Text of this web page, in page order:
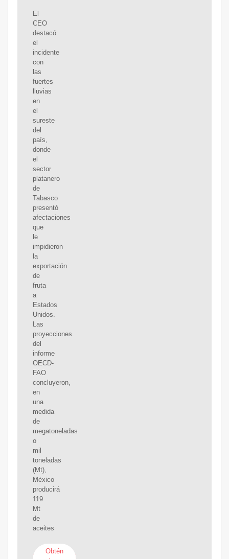
El
CEO
destacó
el
incidente
con
las
fuertes
lluvias
en
el
sureste
del
país,
donde
el
sector
platanero
de
Tabasco
presentó
afectaciones
que
le
impidieron
la
exportación
de
fruta
a
Estados
Unidos.
Las
proyecciones
del
informe
OECD-
FAO
concluyeron,
en
una
medida
de
megatoneladas
o
mil
toneladas
(Mt),
México
producirá
119
Mt
de
aceites
Obtén